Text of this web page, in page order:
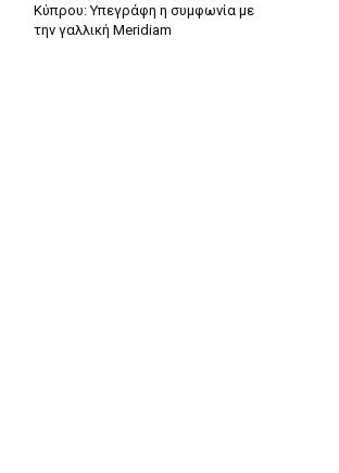
Κύπρου: Υπεγράφη η συμφωνία με
την γαλλική Meridiam